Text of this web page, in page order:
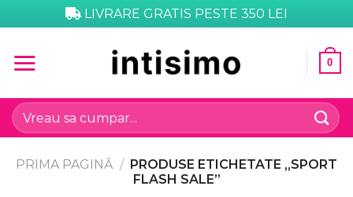
to
LIVRARE GRATIS PESTE 350 LEI
0
Caută
după:
PRIMA PAGINĂ / PRODUSE ETICHETATE „SPORT
FLASH SALE”